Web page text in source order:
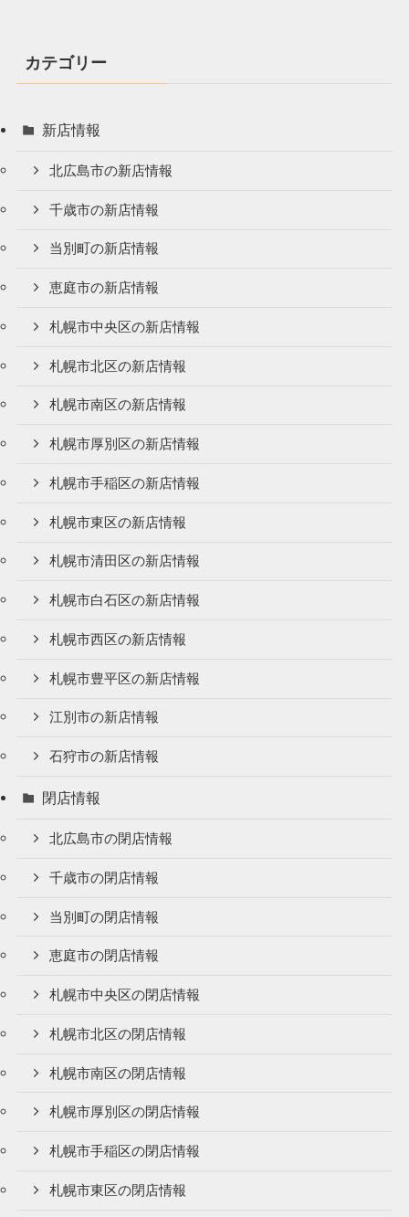
カテゴリー
新店情報
北広島市の新店情報
千歳市の新店情報
当別町の新店情報
恵庭市の新店情報
札幌市中央区の新店情報
札幌市北区の新店情報
札幌市南区の新店情報
札幌市厚別区の新店情報
札幌市手稲区の新店情報
札幌市東区の新店情報
札幌市清田区の新店情報
札幌市白石区の新店情報
札幌市西区の新店情報
札幌市豊平区の新店情報
江別市の新店情報
石狩市の新店情報
閉店情報
北広島市の閉店情報
千歳市の閉店情報
当別町の閉店情報
恵庭市の閉店情報
札幌市中央区の閉店情報
札幌市北区の閉店情報
札幌市南区の閉店情報
札幌市厚別区の閉店情報
札幌市手稲区の閉店情報
札幌市東区の閉店情報